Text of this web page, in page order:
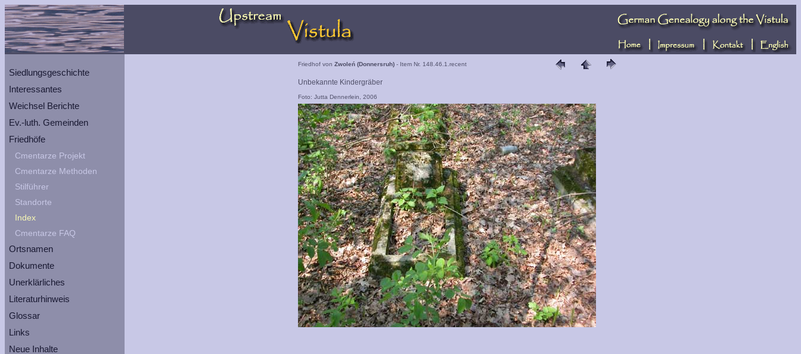
Siedlungsgeschichte
Interessantes
Weichsel Berichte
Ev.-luth. Gemeinden
Friedhöfe
Cmentarze Projekt
Cmentarze Methoden
Stilführer
Standorte
Index
Cmentarze FAQ
Ortsnamen
Dokumente
Unerklärliches
Literaturhinweis
Glossar
Links
Neue Inhalte
Friedhof von Zwoleń (Donnersruh)- Item Nr. 148.46.1.recent
Unbekannte Kindergräber
Foto: Jutta Dennerlein, 2006